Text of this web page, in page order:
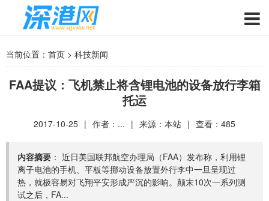
当前位置： 首页 > 科技新闻
FAA提议：飞机禁止将含锂电池的设备放行李箱
托运
2017-10-25 | 作者：... | 来源：本站 | 查看： 485
内容摘要 ： 近日美国联邦航空办理局（FAA）发布称，利用锂
离子电池的手机、平板等挪动设备放置外行李中一旦呈现过
热，就极容易对飞翔平安形成严沉的影响。颠末10次一系列测
试之后，FA...